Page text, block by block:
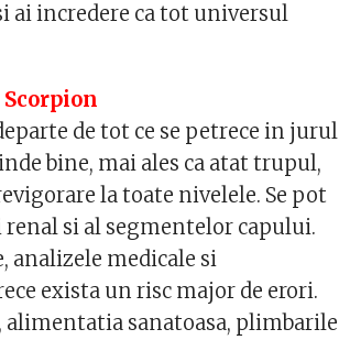
ai incredere ca tot universul
Scorpion
de tot ce se petrece in jurul
bine, mai ales ca atat trupul,
la toate nivelele. Se pot
si al segmentelor capului.
analizele medicale si
exista un risc major de erori.
sanatoasa, plimbarile